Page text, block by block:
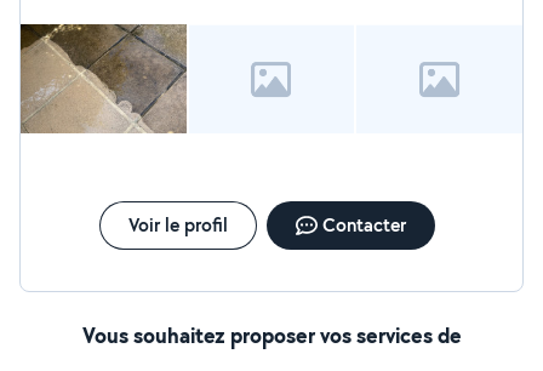
Voir le profil Contacter
Vous souhaitez proposer vos services de